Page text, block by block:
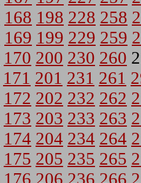
168 198 228 258
169 199 229 259
170 200 230 260
171 201 231 261
172 202 232 262
173 203 233 263
174 204 234 264
175 205 235 265
176 206 236 266